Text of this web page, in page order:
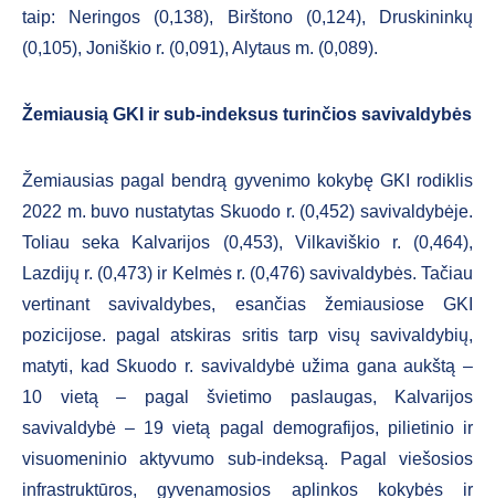
taip: Neringos (0,138), Birštono (0,124), Druskininkų
(0,105), Joniškio r. (0,091), Alytaus m. (0,089).
Žemiausią GKI ir sub-indeksus turinčios savivaldybės
Žemiausias pagal bendrą gyvenimo kokybę GKI rodiklis
2022 m. buvo nustatytas Skuodo r. (0,452) savivaldybėje.
Toliau seka Kalvarijos (0,453), Vilkaviškio r. (0,464),
Lazdijų r. (0,473) ir Kelmės r. (0,476) savivaldybės. Tačiau
vertinant savivaldybes, esančias žemiausiose GKI
pozicijose. pagal atskiras sritis tarp visų savivaldybių,
matyti, kad Skuodo r. savivaldybė užima gana aukštą –
10 vietą – pagal švietimo paslaugas, Kalvarijos
savivaldybė – 19 vietą pagal demografijos, pilietinio ir
visuomeninio aktyvumo sub-indeksą. Pagal viešosios
infrastruktūros, gyvenamosios aplinkos kokybės ir